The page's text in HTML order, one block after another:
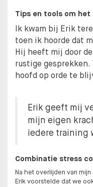
Tips en tools om
Ik kwam bij Erik
toen ik hoorde dat
Hij heeft mij door
rustige
hoofd op orde te
Erik geeft mij
mijn eigen
iedere training
Combinatie stress
Na het overlijden van
Erik voorstelde dat we